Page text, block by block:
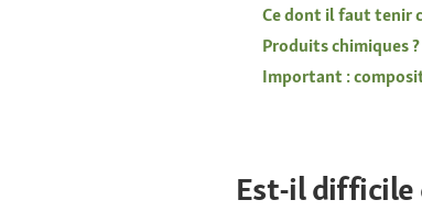
Ce dont il faut tenir
Produits chimiques
Important :
Est-il difficile